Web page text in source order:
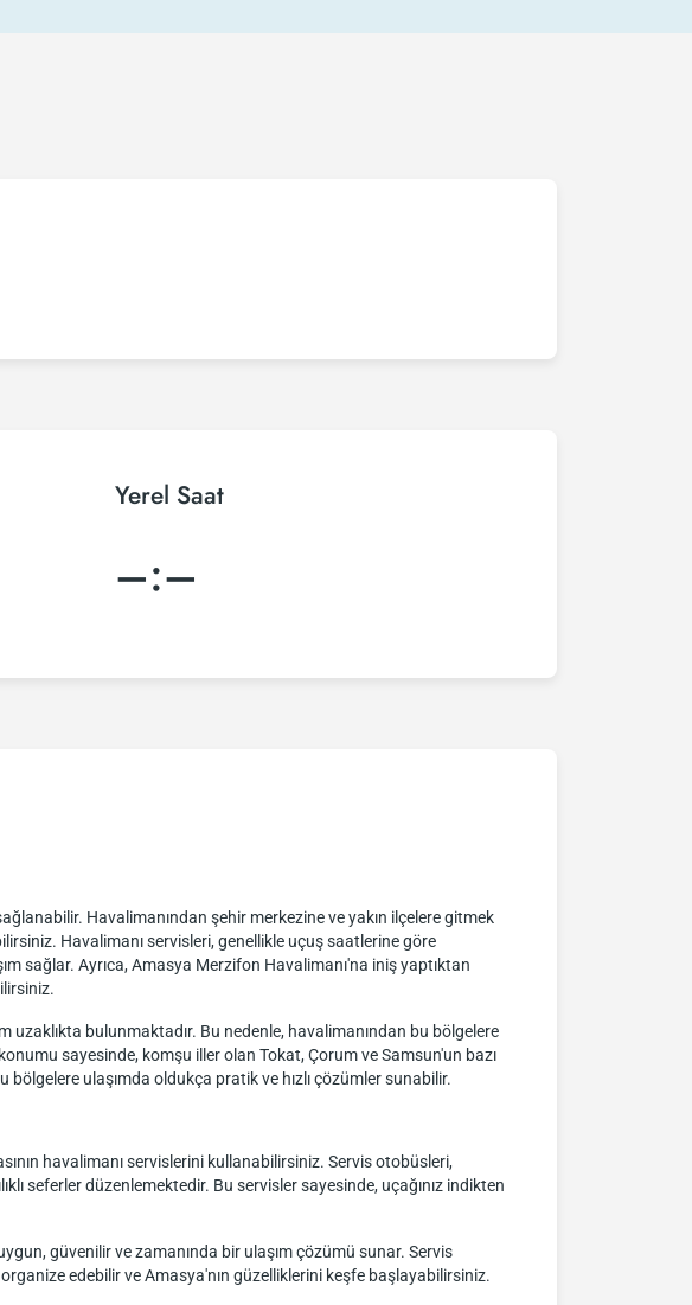
Yerel Saat
–:–
Havalimanından şehir merkezine ve yakın ilçelere gitmek
Havalimanı servisleri, genellikle uçuş saatlerine göre
sağlar. Ayrıca, Amasya Merzifon Havalimanı'na iniş yaptıktan
bulunmaktadır. Bu nedenle, havalimanından bu bölgelere
sayesinde, komşu iller olan Tokat, Çorum ve Samsun'un bazı
ulaşımda oldukça pratik ve hızlı çözümler sunabilir.
havalimanı servislerini kullanabilirsiniz. Servis otobüsleri,
seferler düzenlemektedir. Bu servisler sayesinde, uçağınız indikten
güvenilir ve zamanında bir ulaşım çözümü sunar. Servis
edebilir ve Amasya'nın güzelliklerini keşfe başlayabilirsiniz.